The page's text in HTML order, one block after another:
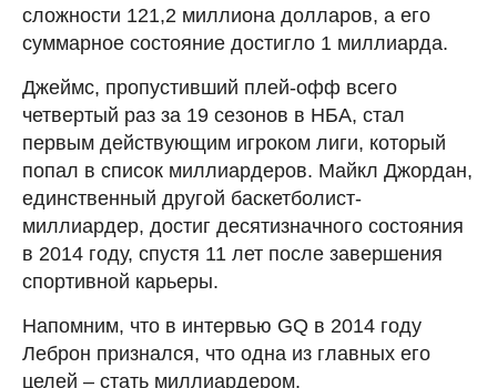
сложности 121,2 миллиона долларов, а его
суммарное состояние достигло 1 миллиарда.
Джеймс, пропустивший плей-офф всего
четвертый раз за 19 сезонов в НБА, стал
первым действующим игроком лиги, который
попал в список миллиардеров. Майкл Джордан,
единственный другой баскетболист-
миллиардер, достиг десятизначного состояния
в 2014 году, спустя 11 лет после завершения
спортивной карьеры.
Напомним, что в интервью GQ в 2014 году
Леброн признался, что одна из главных его
целей – стать миллиардером.